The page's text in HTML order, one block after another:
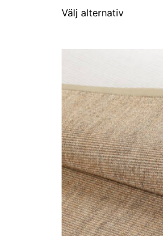
Välj alternativ